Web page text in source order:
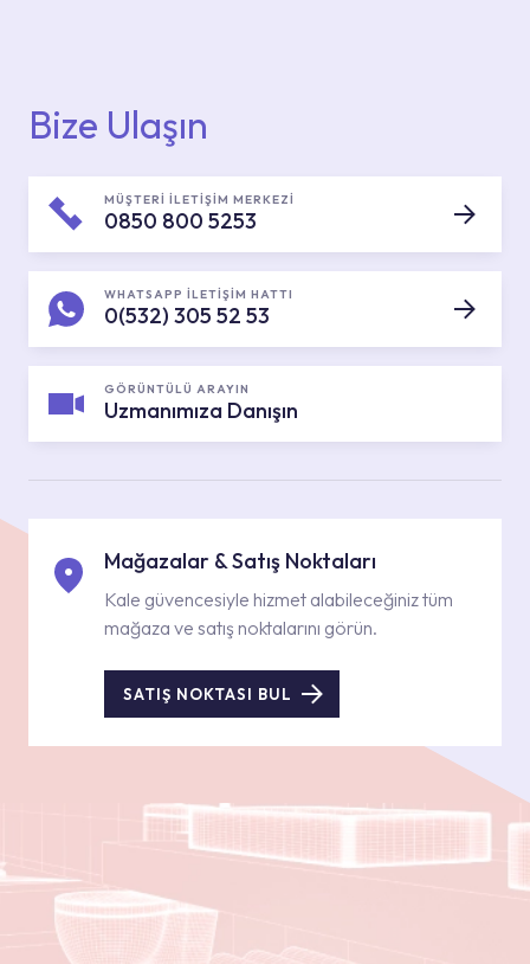
Bize Ulaşın
MÜŞTERİ İLETİŞİM MERKEZİ
0850 800 5253
WHATSAPP İLETİŞİM HATTI
0(532) 305 52 53
GÖRÜNTÜLÜ ARAYIN
Uzmanımıza Danışın
Mağazalar & Satış Noktaları
Kale güvencesiyle hizmet alabileceğiniz tüm
mağaza ve satış noktalarını görün.
SATIŞ NOKTASI BUL